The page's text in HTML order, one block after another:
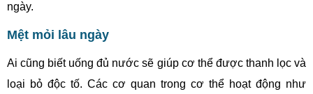
ngày.
Mệt mỏi lâu ngày
Ai cũng biết uống đủ nước sẽ giúp cơ thể được thanh lọc và
loại bỏ độc tố. Các cơ quan trong cơ thể hoạt động như